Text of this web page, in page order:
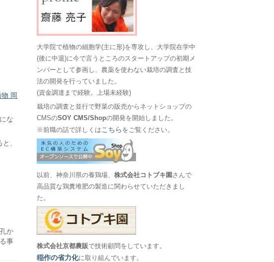
岡
な
、
か
事
大学院で植物の細胞学(主に形)を専攻し、大学院在学中
(後に中退)に今で言うところのスタートアップの初期メ
ンバーとして参画し、農薬を使わない栽培の調査と技
法の開発を行っていました。
(資金調達まで経験。上場未経験)
栽培の調査と並行で野菜の販売からネットショップの
CMSのSOY CMS/Shopの開発を開始しました。
※前職の話で詳しくは こちら をご覧ください。
以前、神奈川県の養鶏場、株式会社コトブキ園 さんで
高品質な鶏糞堆肥の製造に関わらせていただきまし
た。
株式会社京都農販で技術顧問をしています。
稲作の省力化に取り組んでいます。